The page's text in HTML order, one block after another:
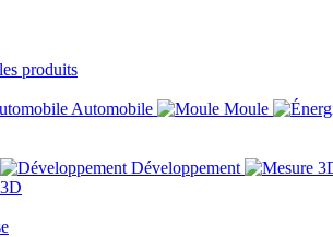
produits
Automobile Moule
Développement